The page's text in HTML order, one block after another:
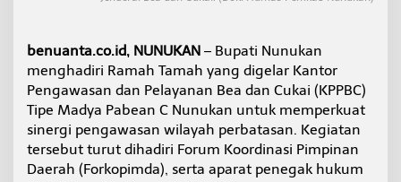
B
C
u
i
,
P
e
benuanta.co.id, NUNUKAN – Bupati Nunukan
menghadiri Ramah Tamah yang digelar Kantor
Pengawasan dan Pelayanan Bea dan Cukai (KPPBC)
Tipe Madya Pabean C Nunukan untuk memperkuat
sinergi pengawasan wilayah perbatasan. Kegiatan
tersebut turut dihadiri Forum Koordinasi Pimpinan
Daerah (Forkopimda), serta aparat penegak hukum